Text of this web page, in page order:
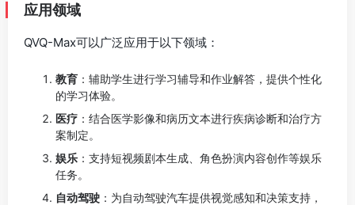
应用领域
QVQ-Max可以广泛应用于以下领域：
教育 ：辅助学生进行学习辅导和作业解答，提供个性化
的学习体验。
医疗 ：结合医学影像和病历文本进行疾病诊断和治疗方
案制定。
娱乐 ：支持短视频剧本生成、角色扮演内容创作等娱乐
任务。
自动驾驶 ：为自动驾驶汽车提供视觉感知和决策支持，